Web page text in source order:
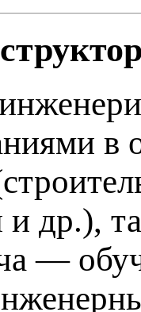
в
и др.),
—